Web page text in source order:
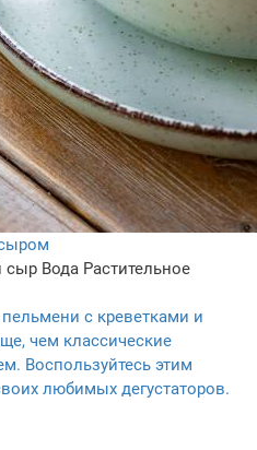
сыр Вода Растительное
с креветками и
чем классические
Воспользуйтесь этим
любимых дегустаторов.